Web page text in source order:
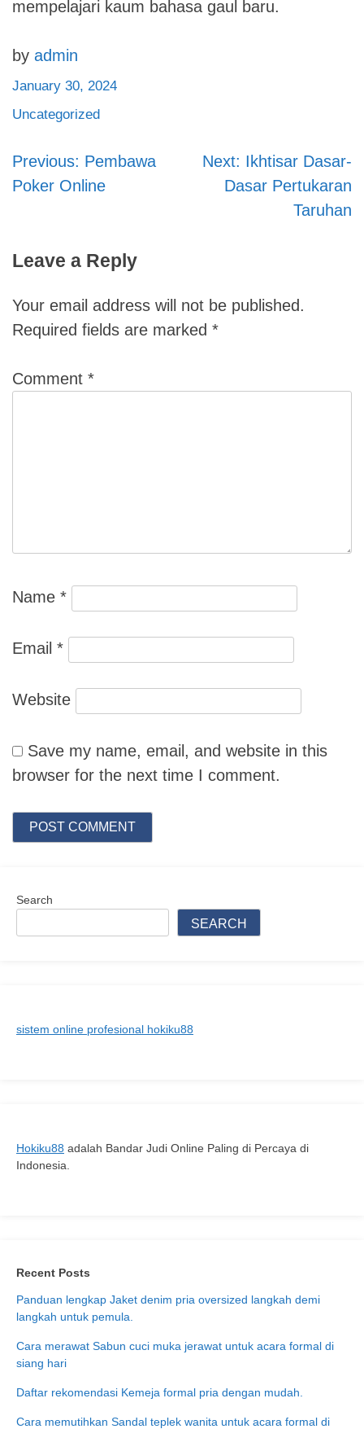
mempelajari kaum bahasa gaul baru.
by admin
January 30, 2024
Uncategorized
Post
Previous: Pembawa
Poker Online
Next: Ikhtisar Dasar-
Dasar Pertukaran
Taruhan
Leave a Reply
Your email address will not be published.
Required fields are marked *
Comment *
Name *
Email *
Website
Save my name, email, and website in this
browser for the next time I comment.
Search
SEARCH
sistem online profesional hokiku88
Hokiku88 adalah Bandar Judi Online Paling di Percaya di
Indonesia.
Recent Posts
Panduan lengkap Jaket denim pria oversized langkah demi
langkah untuk pemula.
Cara merawat Sabun cuci muka jerawat untuk acara formal di
siang hari
Daftar rekomendasi Kemeja formal pria dengan mudah.
Cara memutihkan Sandal teplek wanita untuk acara formal di